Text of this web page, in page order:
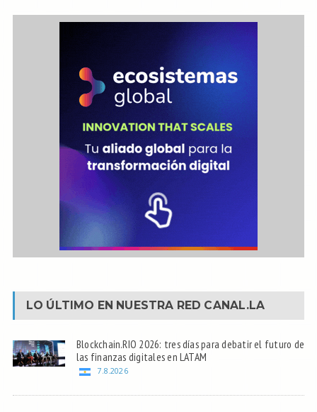
LO ÚLTIMO EN NUESTRA RED CANAL.LA
Blockchain.RIO 2026: tres días para debatir el futuro de
las finanzas digitales en LATAM
7.8.2026